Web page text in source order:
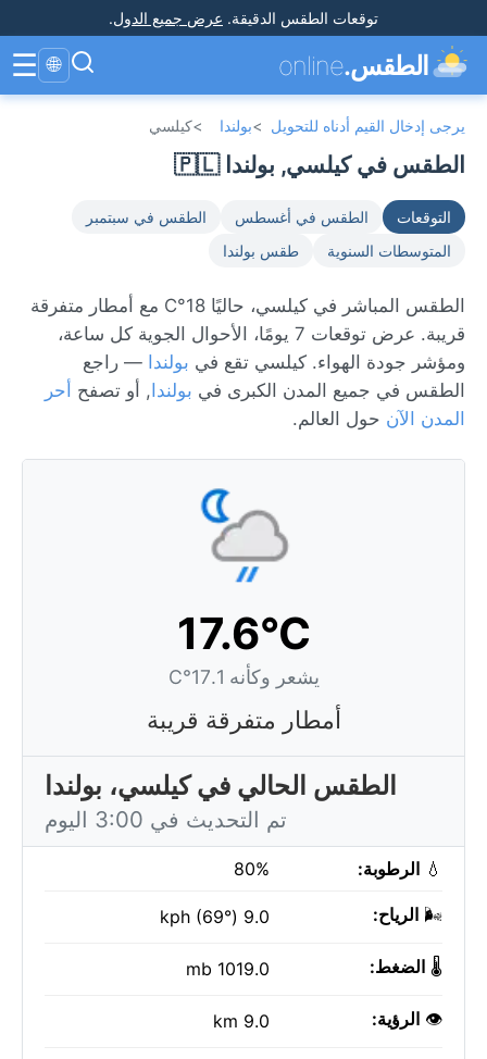
توقعات الطقس الدقيقة. عرض جميع الدول.
الطقس.online
🌐
☰
يرجى إدخال القيم أدناه للتحويل >بولندا >كيلسي
الطقس في كيلسي, بولندا 🇵🇱
التوقعات الطقس في أغسطس
الطقس في سبتمبر
المتوسطات السنوية
طقس بولندا
الطقس المباشر في كيلسي، حاليًا 18°C مع أمطار متفرقة
قريبة. عرض توقعات 7 يومًا، الأحوال الجوية كل ساعة،
ومؤشر جودة الهواء. كيلسي تقع في بولندا — راجع
الطقس في جميع المدن الكبرى في بولندا , أو تصفح أحر
المدن الآن حول العالم.
17.6°C
يشعر وكأنه 17.1°C
أمطار متفرقة قريبة
الطقس الحالي في كيلسي، بولندا
تم التحديث في 3:00 اليوم
💧 الرطوبة: 80%
🌬️ الرياح: 9.0 kph (69°)
🌡️ الضغط: 1019.0 mb
👁️ الرؤية: 9.0 km